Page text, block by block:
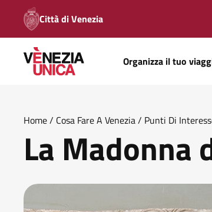
Città di Venezia
Organizza il tuo
Home/ Cosa Fare A Venezia/ Punti Di
La Madonna